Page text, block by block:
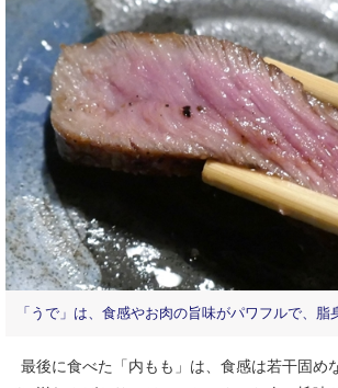
「うで」は、食感やお肉の旨味がパワフルで、脂
最後に食べた「内もも」は、食感は若干固め